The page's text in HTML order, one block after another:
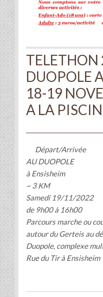
TELETHON
DUOPOLE
18-19
A LA
Départ/Arrivée
AU DUOPOLE
à Ensisheim
~ 3 KM
Samedi 19/11/2022
de 9h00 à 16h00
Parcours marche ou
autour du Gerteis au
Duopole, complexe
Rue du Tir à